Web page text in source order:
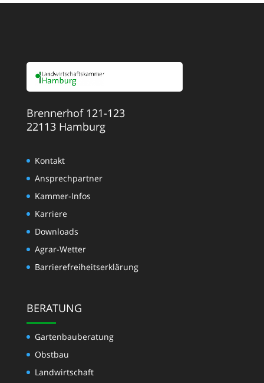
Brennerhof 121-123
22113 Hamburg
Kontakt
Ansprechpartner
Kammer-Infos
Karriere
Downloads
Agrar-Wetter
Barrierefreiheitserklärung
BERATUNG
Gartenbauberatung
Obstbau
Landwirtschaft